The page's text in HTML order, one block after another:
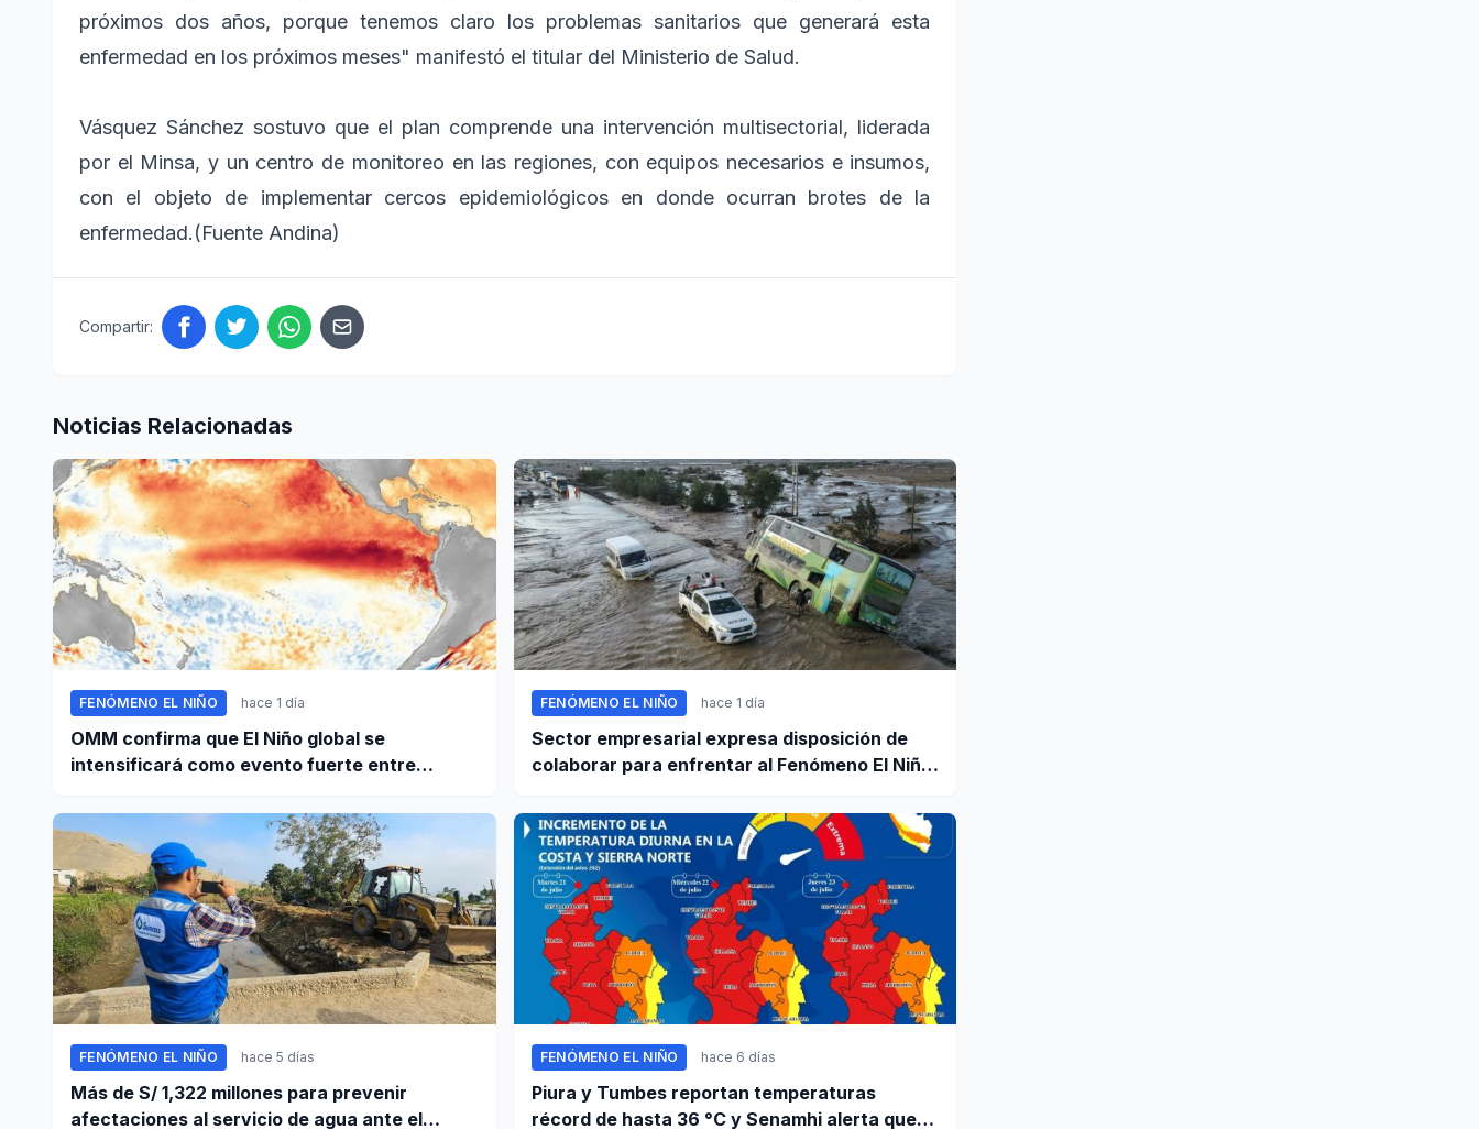
próximos dos años, porque tenemos claro los problemas sanitarios que generará esta
enfermedad en los próximos meses" manifestó el titular del Ministerio de Salud.
Vásquez Sánchez sostuvo que el plan comprende una intervención multisectorial, liderada
por el Minsa, y un centro de monitoreo en las regiones, con equipos necesarios e insumos,
con el objeto de implementar cercos epidemiológicos en donde ocurran brotes de la
enfermedad.(Fuente Andina)
Compartir:
Noticias Relacionadas
FENÓMENO EL NIÑO hace 1 día
OMM confirma que El Niño global se
intensificará como evento fuerte entre
FENÓMENO EL NIÑO hace 1 día
Sector empresarial expresa disposición de
colaborar para enfrentar al Fenómeno El Niño,
FENÓMENO EL NIÑO hace 5 días
Más de S/ 1,322 millones para prevenir
afectaciones al servicio de agua ante el
FENÓMENO EL NIÑO hace 6 días
Piura y Tumbes reportan temperaturas
récord de hasta 36 °C y Senamhi alerta que